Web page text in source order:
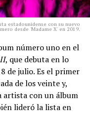
estadounidense con su nuevo
desde 'Madame X' en 2019.
número uno en el
, que debuta en lo
de julio. Es el primer
de los veinte y,
artista con un álbum
lideró la lista en